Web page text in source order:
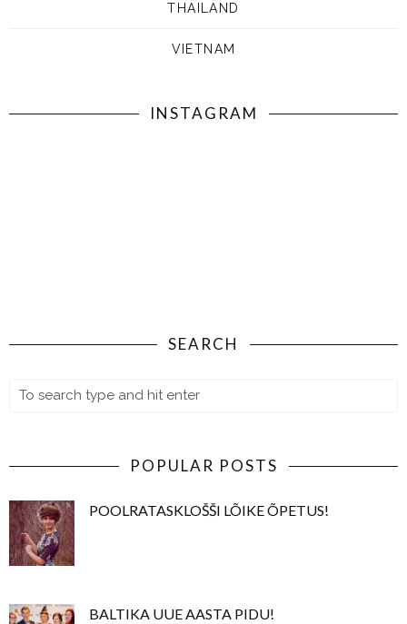
THAILAND
VIETNAM
INSTAGRAM
SEARCH
POPULAR POSTS
POOLRATASKLOŠŠI LÕIKE ÕPETUS!
BALTIKA UUE AASTA PIDU!